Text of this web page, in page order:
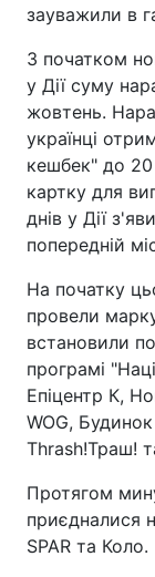
зауважили в
З початком
у Дії суму
жовтень.
українці
кешбек" до
картку для
днів у Дії
попередній
На початку
провели
встановили
програмі
Епіцентр К,
WOG,
Thrash!Траш!
Протягом
приєдналися
SPAR та Коло.